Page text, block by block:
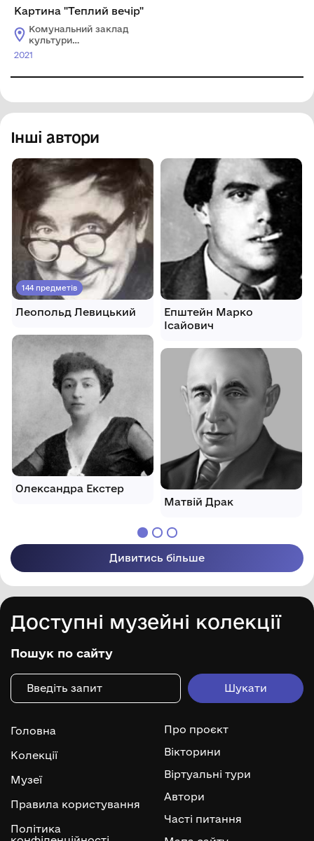
Картина "Теплий вечір"
Комунальний заклад
культури
"Хмельницький
2021
Інші автори
144 предметів
Леопольд Левицький
Олександра Екстер
Епштейн Марко
Ісайович
Матвій Драк
Дивитись більше
Доступні музейні колекції
Пошук по сайту
Головна
Колекції
Музеї
Правила користування
Політика
Про проєкт
Вікторини
Віртуальні тури
Автори
Часті питання